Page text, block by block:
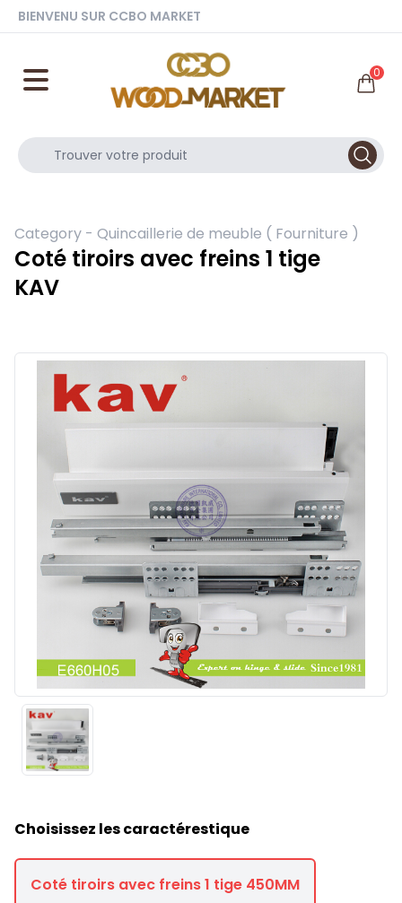
BIENVENU SUR CCBO MARKET
0
Category - Quincaillerie de meuble ( Fourniture )
Coté tiroirs avec freins 1 tige
KAV
Choisissez les caractérestique
Coté tiroirs avec freins 1 tige 450MM